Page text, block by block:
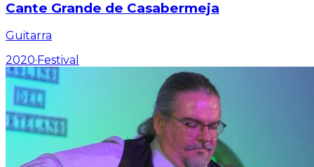
Cante Grande de Casabermeja
Guitarra
2020· Festival